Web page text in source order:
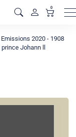
0
Emissions 2020 - 1908
Johann ll